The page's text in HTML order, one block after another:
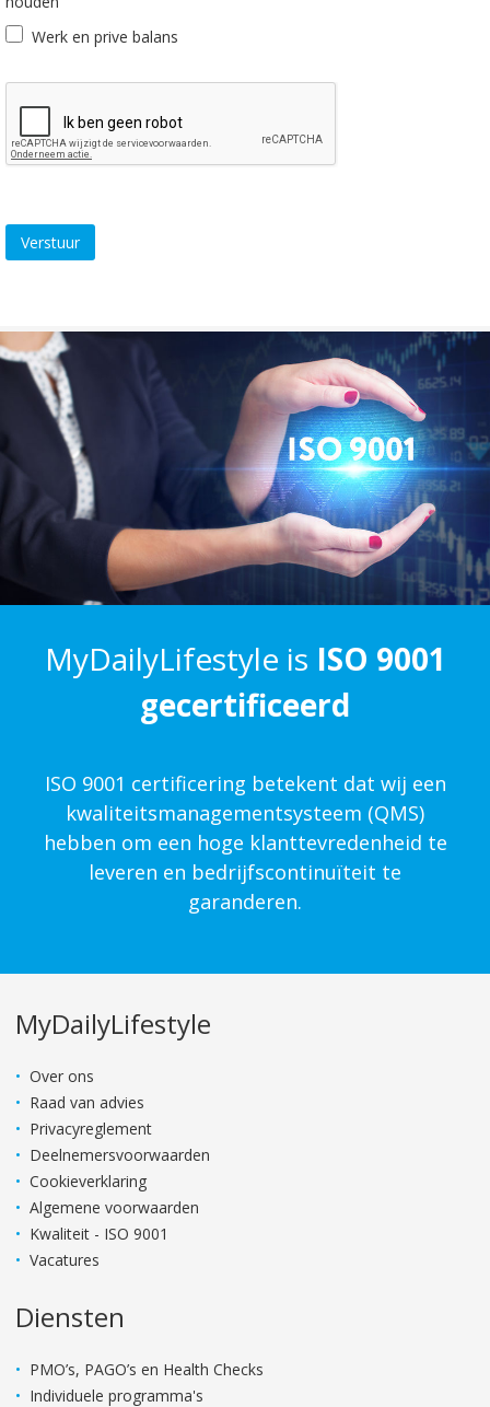
Werk en prive balans
Verstuur
MyDailyLifestyle is ISO 9001
gecertificeerd
ISO 9001 certificering betekent dat wij een
kwaliteits­management­systeem (QMS)
hebben om een hoge klanttevredenheid te
leveren en bedrijfscontinuïteit te
garanderen.
MyDailyLifestyle
Over ons
Raad van advies
Privacyreglement
Deelnemersvoorwaarden
Cookieverklaring
Algemene voorwaarden
Kwaliteit - ISO 9001
Vacatures
Diensten
PMO’s, PAGO’s en Health Checks
Individuele programma's